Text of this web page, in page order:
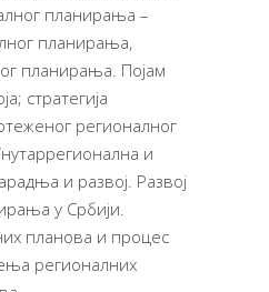
планирања –
планирања,
планирања. Појам
стратегија
регионалног
и
и развој. Развој
у Србији.
планова и процес
регионалних